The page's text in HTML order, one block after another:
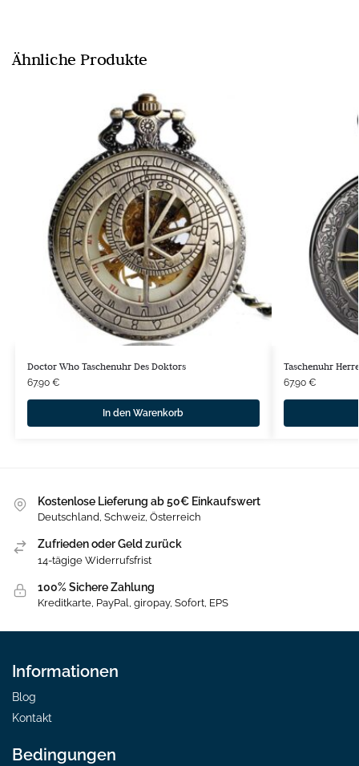
Ähnliche Produkte
Doctor Who Taschenuhr Des Doktors
67.90 €
In den Warenkorb
Taschenuhr
67.90 €
Kostenlose Lieferung ab 50€ Einkaufswert
Deutschland, Schweiz, Österreich
Zufrieden oder Geld zurück
14-tägige Widerrufsfrist
100% Sichere Zahlung
Kreditkarte, PayPal, giropay, Sofort, EPS
Informationen
Blog
Kontakt
Bedingungen